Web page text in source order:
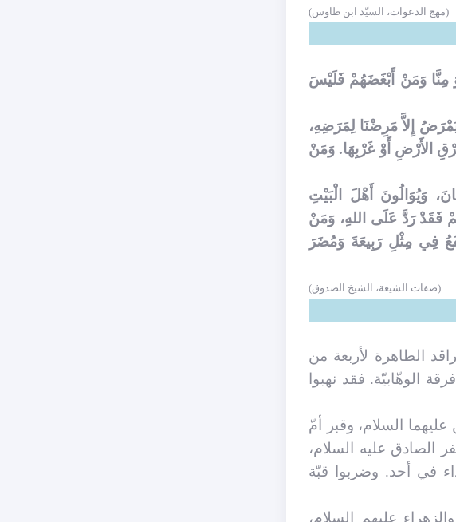
(مهج الدعوات، السيّد ابن طاوس)
مِنَّا وَمَنْ أَبْغَضَهُمْ فَلَيْسَ
يَمْرَضُ إِلاَّ مَرِضْنَا لِمَرَضِهِ،
الأَرْضِ أَوْ غَرْبِهَا. وَمَنْ
وَيُوَالُونَ أَهْلَ الْبَيْتِ
فَقَدْ رَدَّ عَلَى اللهِ، وَمَنْ
فِي مِثْلِ رَبِيعَةَ وَمُضَرَ
(صفات الشيعة، الشيخ الصدوق)
المراقد الطاهرة لأربعة من
الوهّابيّة. فقد نهبوا
السلام، وقبر أمّ
الصادق عليه السلام،
في أحد. وضربوا قبّة
عليهم السلام،